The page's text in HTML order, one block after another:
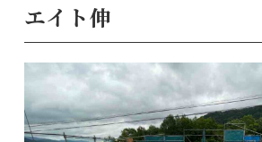
エイト伸